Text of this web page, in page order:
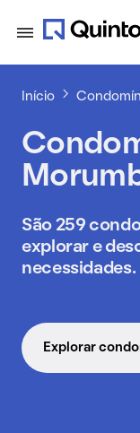
Início
São 259
explorar e
necessidades.
Explorar